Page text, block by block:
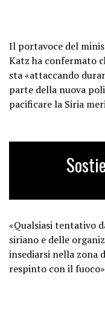
Il portavoce del
Katz ha confermato
sta «attaccando
parte della nuova
pacificare la Siria
«Qualsiasi tentativo
siriano e delle
insediarsi nella zona
respinto con il